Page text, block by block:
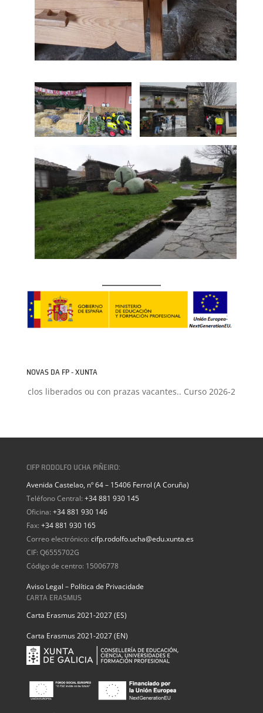
NOVAS DA FP - XUNTA
liberados ou con prazas vacantes.. Curso 2026-2027+
CIFP RODOLFO UCHA PIÑEIRO:
Avenida Castelao, nº 64 – 15406 Ferrol (A Coruña)
Teléfono Central: +34 881 930 145
Oficina: +34 881 930 146
Fax: +34 881 930 165
Correo electrónico: cifp.rodolfo.ucha@edu.xunta.es
CIF: Q6555702G
Código de centro: 15006778
Aviso Legal – Política de Privacidade
CARTA ERASMUS
Carta Erasmus 2021-2027 (ES)
Carta Erasmus 2021-2027 (EN)